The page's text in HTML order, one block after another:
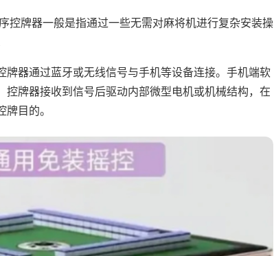
控牌器一般是指通过一些无需对麻将机进行复杂安装操
牌器通过蓝牙或无线信号与手机等设备连接。手机端软
牌器接收到信号后驱动内部微型电机或机械结构，在
目的。